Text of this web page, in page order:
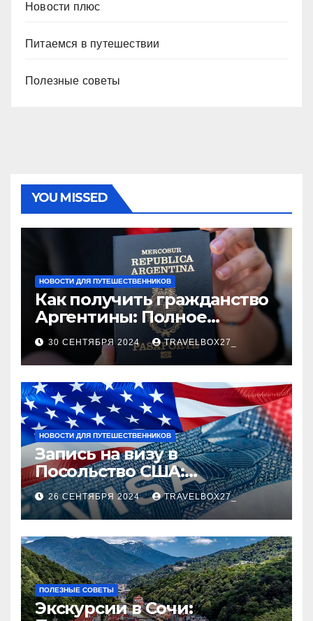
Новости плюс
Питаемся в путешествии
Полезные советы
YOU MISSED
НОВОСТИ ДЛЯ ПУТЕШЕСТВЕННИКОВ
Как получить гражданство
Аргентины: Полное
руководство
30 СЕНТЯБРЯ 2024 TRAVELBOX27_
НОВОСТИ ДЛЯ ПУТЕШЕСТВЕННИКОВ
Запись на визу в
Посольство США:
Пошаговое руководство
26 СЕНТЯБРЯ 2024 TRAVELBOX27_
ПОЛЕЗНЫЕ СОВЕТЫ
Экскурсии в Сочи: